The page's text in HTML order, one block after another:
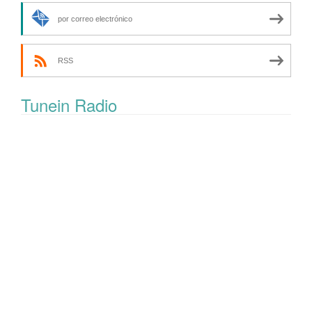
por correo electrónico
RSS
Tunein Radio